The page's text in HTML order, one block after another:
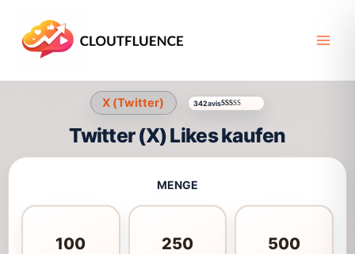
springen
X (Twitter) 342avis
Twitter (X) Likes kaufen
MENGE
100 250 500